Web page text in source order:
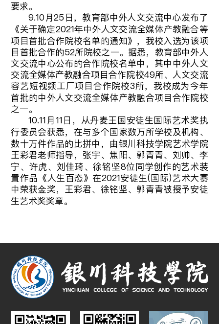
要求。
9.10月25日，教育部中外人文交流中心发布了
《关于确定2021年中外人文交流全媒体产教融合等
项目首批合作院校名单的通知》，我校入选为该项
目首批合作的52所院校之一。据悉，教育部中外人
文交流中心公布的合作院校名单中，其中中外人文
交流全媒体产教融合项目合作院校49所、人文交流
容艺短视频工厂项目合作院校3所，我校成为今年
首批的中外人文交流全媒体产教融合项目合作院校
之一。
10.11月11日，从丹麦王国安徒生国际艺术奖执
行委员会获悉，在与多个国家数万所学校及机构、
数十万件作品的比拼中，由银川科技学院艺术学院
王彩君老师指导，张宇、焦阳、郭青青、刘帅、李
宁、许虎、刘佳琦、徐铭坚8位同学创作的艺术装
置作品《人生百态》在2021安徒生(国际)艺术大赛
中荣获金奖，王彩君、徐铭坚、郭青青被授予安徒
生艺术奖奖章。